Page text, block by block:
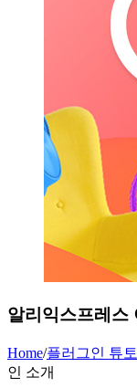
알리익스프레스
Home/플러그인 튜
인 소개